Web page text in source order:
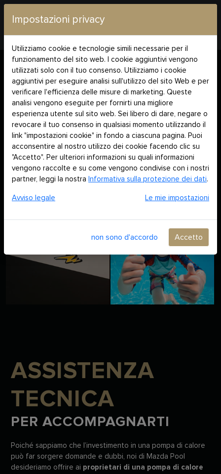
Home Assistenza tecnica
ASSISTENZA
TECNICA
PER ACCOMPAGNARTI
Poiché sappiamo che l’investimento in una pompa di calore
può far sorgere domande e dubbi, noi di Mazda Pool
desideriamo offrire ai proprietari di una pompa di calore
Impostazioni privacy
Utilizziamo cookie e tecnologie simili necessarie per il
funzionamento del sito web. I cookie aggiuntivi vengono
utilizzati solo con il tuo consenso. Utilizziamo i cookie
aggiuntivi per eseguire analisi sull'utilizzo del sito Web e per
verificare l'efficienza delle misure di marketing. Queste
analisi vengono eseguite per fornirti una migliore
esperienza utente sul sito web. Sei libero di dare, negare o
revocare il tuo consenso in qualsiasi momento utilizzando il
link "impostazioni cookie" in fondo a ciascuna pagina. Puoi
acconsentire al nostro utilizzo dei cookie facendo clic su
"Accetto". Per ulteriori informazioni su quali informazioni
vengono raccolte e su come vengono condivise con i nostri
partner, leggi la nostra Informativa sulla protezione dei dati.
Avviso legale Le mie impostazioni
non sono d'accordo Accetto